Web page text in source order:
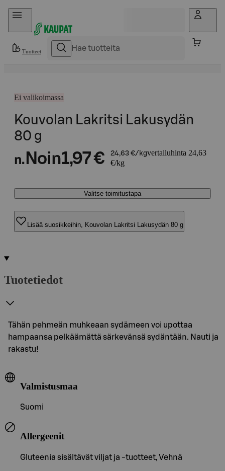
Hyppää sisältöön
Tuotteet
Ei valikoimassa
Kouvolan Lakritsi Lakusydän
80 g
n. Noin1,97 € 24,63 €/kgvertailuhinta 24,63
€/kg
Valitse toimitustapa
Lisää suosikkeihin, Kouvolan Lakritsi Lakusydän 80 g
Tuotetiedot
Tähän pehmeän muhkeaan sydämeen voi upottaa
hampaansa pelkäämättä särkevänsä sydäntään. Nauti ja
rakastu!
Valmistusmaa
Suomi
Allergeenit
Gluteenia sisältävät viljat ja -tuotteet, Vehnä